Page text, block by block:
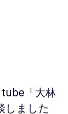
「大林
しました